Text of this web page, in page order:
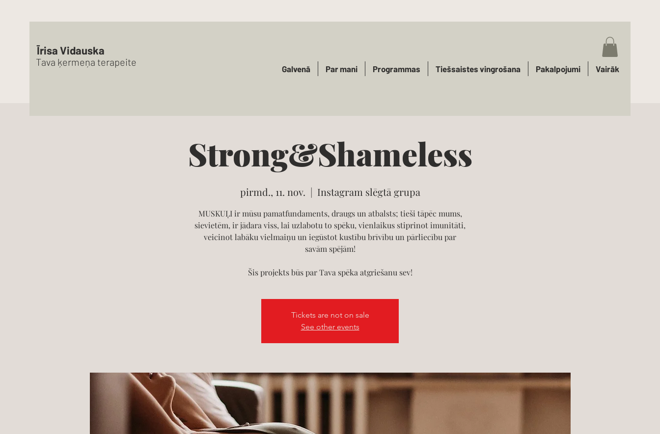
Īrisa Vidauska
Tava ķermeņa terapeite
Galvenā Par mani Programmas Tiešsaistes vingrošana Pakalpojumi Vairāk
I'm a paragraph. Click here to add your own
text and edit me. It's easy.
Strong&Shameless
pirmd., 11. nov.
  |
Instagram slēgtā grupa
MUSKUĻI ir mūsu pamatfundaments, draugs un atbalsts; tieši tāpēc mums,
sievietēm, ir jādara viss, lai uzlabotu to spēku, vienlaikus stiprinot imunitāti,
veicinot labāku vielmaiņu un iegūstot kustību brīvību un pārliecību par
savām spējām!
Tickets are not on sale
See other events